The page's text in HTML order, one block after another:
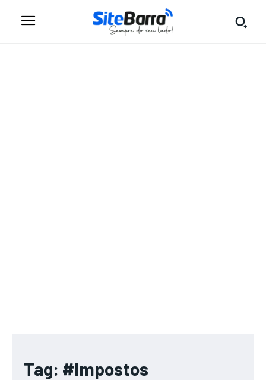
Tag: #Impostos